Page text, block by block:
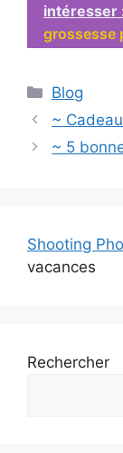
intéresser
grossesse
Catégories
Blog
~
~ 5
Shooting
vacances
Rechercher